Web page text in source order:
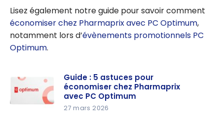
Lisez également notre guide pour savoir comment
économiser chez Pharmaprix avec PC Optimum,
notamment lors d’évènements promotionnels PC
Optimum.
Guide : 5 astuces pour
économiser chez Pharmaprix
avec PC Optimum
27 mars 2026